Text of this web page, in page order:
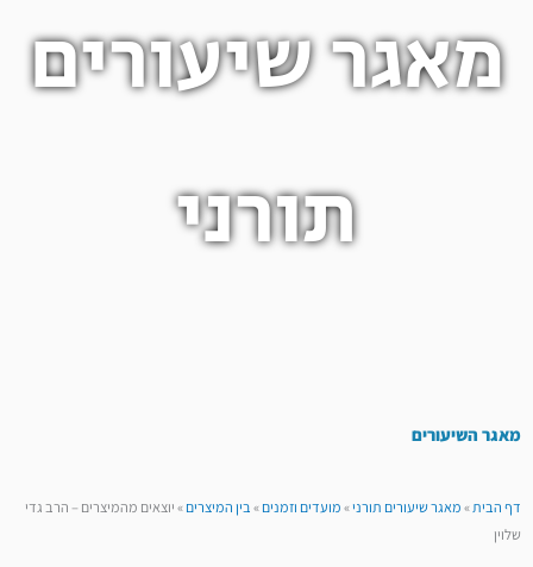
מאגר שיעורים
תורני
מאגר השיעורים
דף הבית»מאגר שיעורים תורני»מועדים וזמנים»בין המיצרים»יוצאים מהמיצרים – הרב גדי
שלוין